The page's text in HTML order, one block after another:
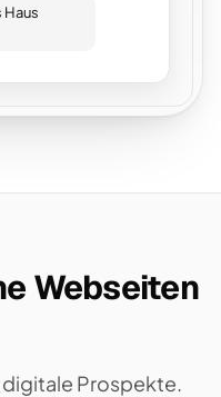
Haus
Webseiten
digitale Prospekte.